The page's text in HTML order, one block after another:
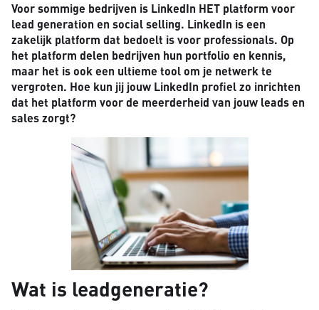
Voor sommige bedrijven is LinkedIn HET platform voor
lead generation en social selling. LinkedIn is een
zakelijk platform dat bedoelt is voor professionals. Op
het platform delen bedrijven hun portfolio en kennis,
maar het is ook een ultieme tool om je netwerk te
vergroten. Hoe kun jij jouw LinkedIn profiel zo inrichten
dat het platform voor de meerderheid van jouw leads en
sales zorgt?
Wat is leadgeneratie?